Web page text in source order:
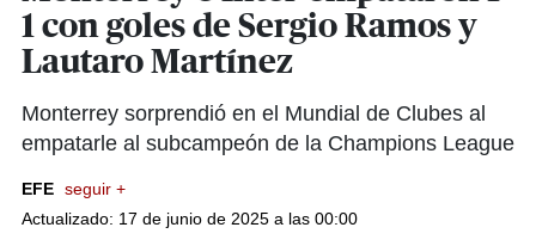
1 con goles de Sergio Ramos y
Lautaro Martínez
Monterrey sorprendió en el Mundial de Clubes al
empatarle al subcampeón de la Champions League
EFE seguir +
Actualizado: 17 de junio de 2025 a las 00:00